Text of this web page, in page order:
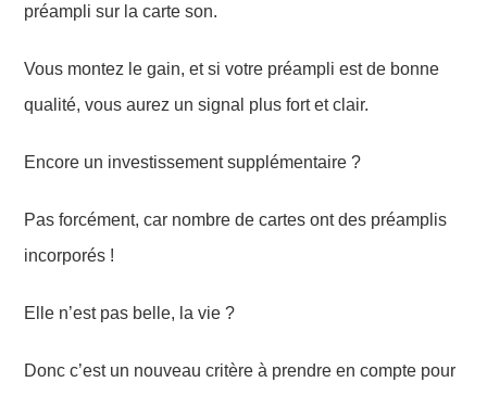
préampli sur la carte son.
Vous montez le gain, et si votre préampli est de bonne
qualité, vous aurez un signal plus fort et clair.
Encore un investissement supplémentaire ?
Pas forcément, car nombre de cartes ont des préamplis
incorporés !
Elle n’est pas belle, la vie ?
Donc c’est un nouveau critère à prendre en compte pour